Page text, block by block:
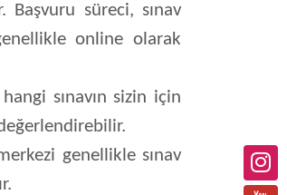
Başvuru süreci, sınav
online olarak
sınavın sizin için
genellikle sınav